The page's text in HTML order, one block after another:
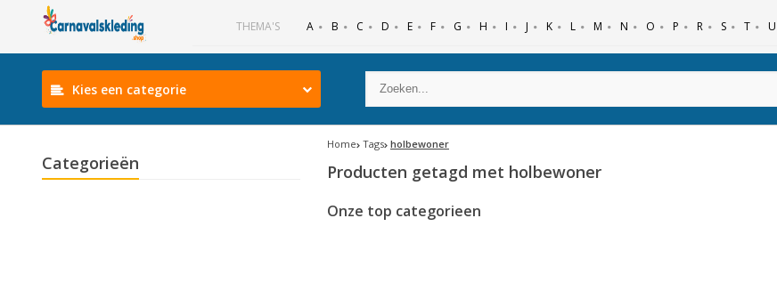
THEMA'S A B C D E F G H I J K L M N O P R S T U
Kies een categorie
Categorieën
Home Tags holbewoner
Producten getagd met holbewoner
Onze top categorieen